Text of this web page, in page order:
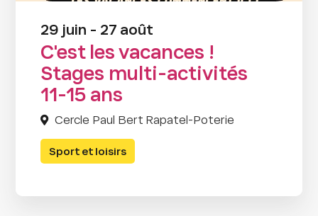
29 juin - 27 août
C'est les vacances !
Stages multi-activités
11-15 ans
Cercle Paul Bert Rapatel-Poterie
Sport et loisirs